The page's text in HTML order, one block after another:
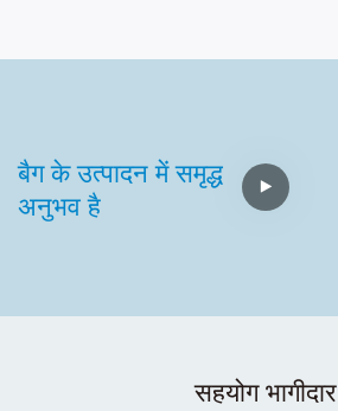
बैग के उत्पादन में समृद्ध
अनुभव है
सहयोग भागीदार